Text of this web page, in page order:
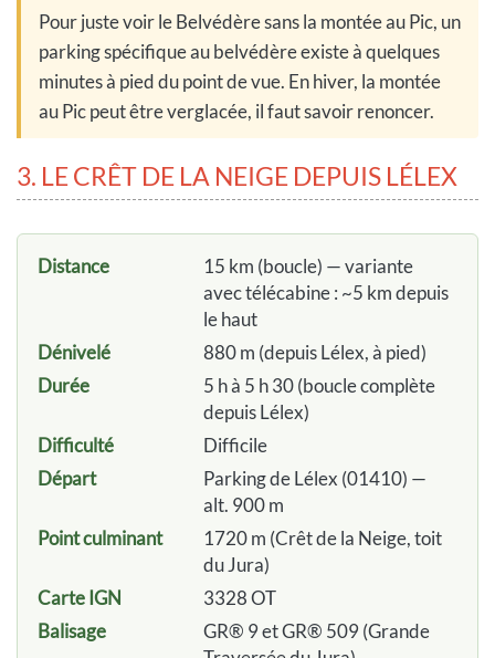
Pour juste voir le Belvédère sans la montée au Pic, un
parking spécifique au belvédère existe à quelques
minutes à pied du point de vue. En hiver, la montée
au Pic peut être verglacée, il faut savoir renoncer.
3. LE CRÊT DE LA NEIGE DEPUIS LÉLEX
Distance
15 km (boucle) — variante
avec télécabine : ~5 km depuis
le haut
Dénivelé
880 m (depuis Lélex, à pied)
Durée
5 h à 5 h 30 (boucle complète
depuis Lélex)
Difficulté
Difficile
Départ
Parking de Lélex (01410) —
alt. 900 m
Point culminant
1720 m (Crêt de la Neige, toit
du Jura)
Carte IGN
3328 OT
Balisage
GR® 9 et GR® 509 (Grande